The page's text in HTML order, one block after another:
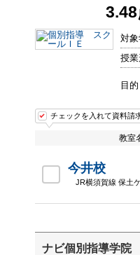
対
授
目的
チェックを入れて資料請
教室
今井校
JR横須賀線 保土
ナビ個別指導学院